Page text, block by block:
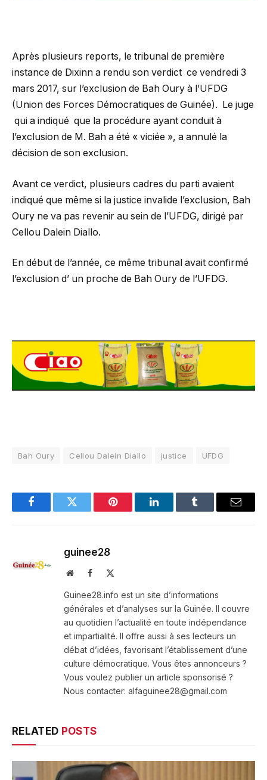
Après plusieurs reports, le tribunal de première
instance de Dixinn a rendu son verdict ce vendredi 3
mars 2017, sur l’exclusion de Bah Oury à l’UFDG
(Union des Forces Démocratiques de Guinée). Le juge
qui a indiqué que la procédure ayant conduit à
l’exclusion de M. Bah a été « viciée », a annulé la
décision de son exclusion.
Avant ce verdict, plusieurs cadres du parti avaient
indiqué que même si la justice invalide l’exclusion, Bah
Oury ne va pas revenir au sein de l’UFDG, dirigé par
Cellou Dalein Diallo.
En début de l’année, ce même tribunal avait confirmé
l’exclusion d’ un proche de Bah Oury de l’UFDG.
Bah Oury Cellou Dalein Diallo justice UFDG
FacebookTwitter Pinterest LinkedInTumblr Email
guinee28
WebsiteFacebook
Guinee28.info est un site d’informations
générales et d’analyses sur la Guinée. Il couvre
au quotidien l’actualité en toute indépendance
et impartialité. Il offre aussi à ses lecteurs un
débat d’idées, favorisant l’établissement d’une
culture démocratique. Vous êtes annonceurs ?
Vous voulez publier un article sponsorisé ?
Nous contacter: alfaguinee28@gmail.com
RELATED POSTS